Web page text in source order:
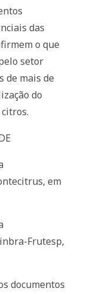
das
o que
setor
de mais de
do
em
Frutesp,
documentos